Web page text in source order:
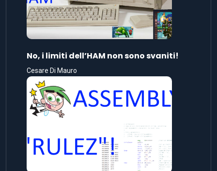
No, i limiti dell’HAM non sono svaniti!
Cesare Di Mauro